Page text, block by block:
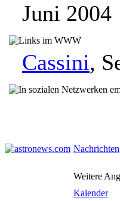
Juni 2004
Cassini,
Nachrichten
Weitere
Kalender